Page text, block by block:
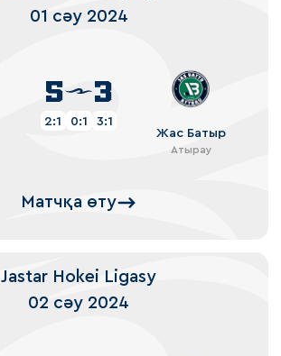
01 сәу 2024
5 3
2:1 0:1
3:1
Жас Батыр
Атырау
Матчқа өту
Jastar Hokei Ligasy
02 сәу 2024